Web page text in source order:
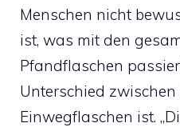
Menschen nicht
ist, was mit den
Pfandflaschen
Unterschied
Einwegflaschen ist.